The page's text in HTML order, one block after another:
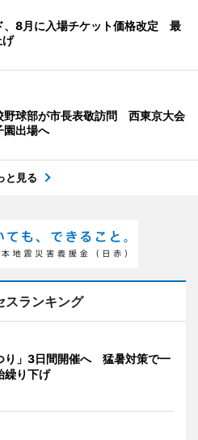
、8月に入場チケット価格改定 最
野球部が市長表敬訪問 西東京大会
園出場へ
と見る
スランキング
り」3日間開催へ 猛暑対策で一
繰り下げ